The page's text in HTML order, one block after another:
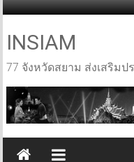
Skip
content
INSIAM
77 จังหวัดสยาม ส่งเสริม